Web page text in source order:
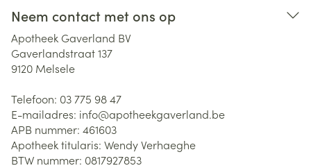
Neem contact met ons op
Apotheek Gaverland BV
Gaverlandstraat 137
9120 Melsele
Telefoon: 03 775 98 47
E-mailadres: info@apotheekgaverland.be
APB nummer: 461603
Apotheek titularis: Wendy Verhaeghe
BTW nummer: 0817927853